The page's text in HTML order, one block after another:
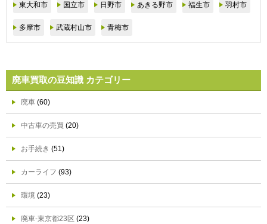
東大和市 国立市 日野市 あきる野市 福生市 羽村市
多摩市 武蔵村山市 青梅市
廃車買取の豆知識 カテゴリー
廃車 (60)
中古車の売買 (20)
お手続き (51)
カーライフ (93)
環境 (23)
廃車-東京都23区 (23)